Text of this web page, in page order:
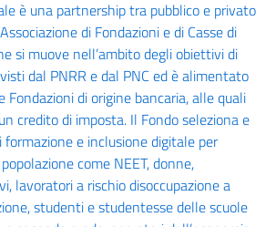
è una partnership tra pubblico e privato
di Fondazioni e di Casse di
si muove nell’ambito degli obiettivi di
dal PNRR e dal PNC ed è alimentato
di origine bancaria, alle quali
credito di imposta. Il Fondo seleziona e
e inclusione digitale per
come NEET, donne,
lavoratori a rischio disoccupazione a
studenti e studentesse delle scuole